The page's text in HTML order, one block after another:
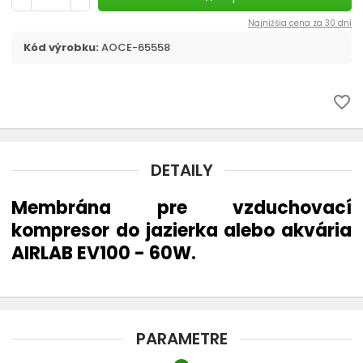
Filtračné médiá
Štrky, substráty - akvaristika
chevron_right
Akvaristické pomôcky
Pozadia do akvária
Ohrievač
Riasy v akváriu - odstránenie
Automatické krmítko
Najnižšia cena za 30 dní
Kód výrobku: AOCE-65558
favorite_border
DETAILY
Membrána pre vzduchovací
kompresor do jazierka alebo akvária
AIRLAB EV100 - 60W.
PARAMETRE